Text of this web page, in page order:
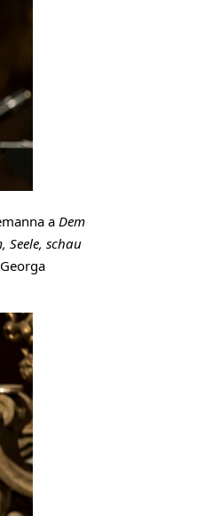
a Dem
Seele, schau
Georga